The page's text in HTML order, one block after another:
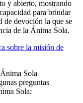
y abierto, mostrando
para brindar
de devoción la que se
de la Ánima Sola.
sobre la misión de
Sola
preguntas
Sola: